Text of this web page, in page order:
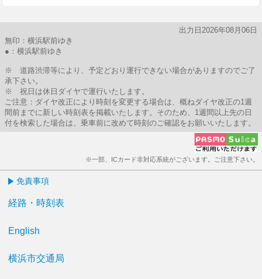
出力日2026年08月06日
無印：横浜駅前ゆき
●：横浜駅前ゆき
※ 道路渋滞等により、予定どおり運行できない場合がありますのでご了
承下さい。
※ 祝日は休日ダイヤで運行いたします。
ご注意：ダイヤ改正により時刻を変更する場合は、概ねダイヤ改正の1週
間前までに新しい時刻表を掲載いたします。そのため、1週間以上先の日
付を検索した場合は、乗車前に改めて時刻のご確認をお願いいたします。
※一部、ICカード非対応系統がございます。ご注意下さい。
免責事項
経路・時刻表
English
横浜市交通局